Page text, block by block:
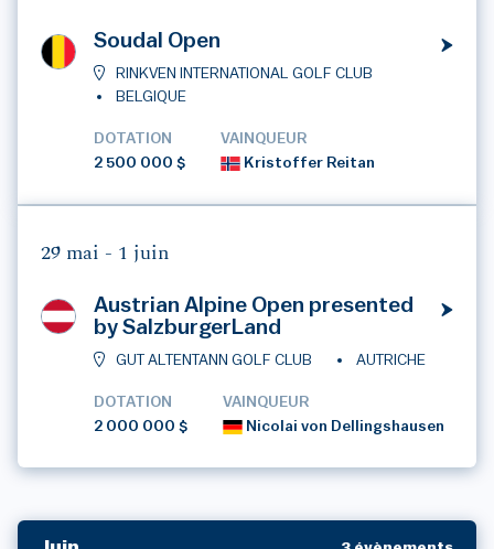
Soudal Open
RINKVEN INTERNATIONAL GOLF CLUB
BELGIQUE
DOTATION
2 500 000 $
VAINQUEUR
Kristoffer Reitan
29 mai - 1 juin
Austrian Alpine Open presented
by SalzburgerLand
GUT ALTENTANN GOLF CLUB AUTRICHE
DOTATION
2 000 000 $
VAINQUEUR
Nicolai von Dellingshausen